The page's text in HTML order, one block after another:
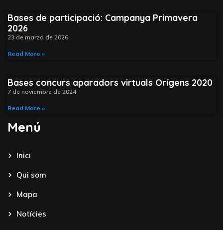
Bases de participació: Campanya Primavera
2026
23 de marzo de 2026
Read More »
Bases concurs aparadors virtuals Orígens 2020
7 de noviembre de 2024
Read More »
Menú
Inici
Qui som
Mapa
Notícies